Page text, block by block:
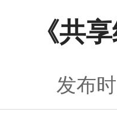
《共
发布